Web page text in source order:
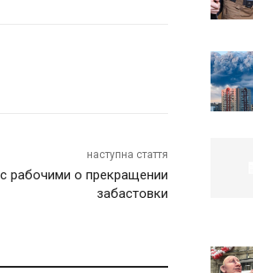
наступна стаття
рабочими о прекращении
забастовки